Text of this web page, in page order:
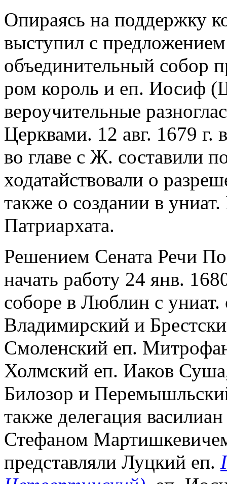
Опираясь на поддержку
выступил с
объединительный собор
ром король и еп. Иосиф
вероучительные
Церквами. 12 авг. 1679
во главе с Ж. составили
ходатайствовали о
также о создании в
Патриархата.
Решением Сената Речи
начать работу 24 янв.
соборе в Люблин с
Владимирский и
Смоленский еп.
Холмский еп. Иаков
Билозор и
также делегация
Стефаном
представляли Луцкий еп.